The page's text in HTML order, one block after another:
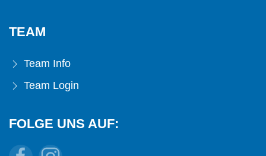
TEAM
Team Info
Team Login
FOLGE UNS AUF: